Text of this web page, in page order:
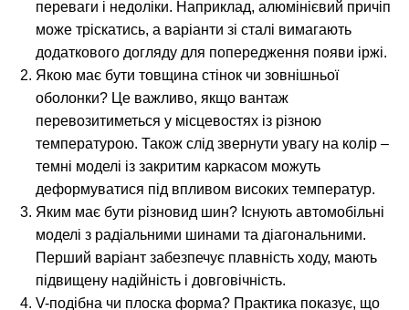
переваги і недоліки. Наприклад, алюмінієвий причіп
може тріскатись, а варіанти зі сталі вимагають
додаткового догляду для попередження появи іржі.
Якою має бути товщина стінок чи зовнішньої
оболонки? Це важливо, якщо вантаж
перевозитиметься у місцевостях із різною
температурою. Також слід звернути увагу на колір –
темні моделі із закритим каркасом можуть
деформуватися під впливом високих температур.
Яким має бути різновид шин? Існують автомобільні
моделі з радіальними шинами та діагональними.
Перший варіант забезпечує плавність ходу, мають
підвищену надійність і довговічність.
V-подібна чи плоска форма? Практика показує, що